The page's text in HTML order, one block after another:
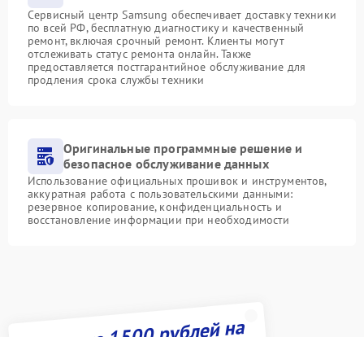
Сервисный центр Samsung обеспечивает доставку техники
по всей РФ, бесплатную диагностику и качественный
ремонт, включая срочный ремонт. Клиенты могут
отслеживать статус ремонта онлайн. Также
предоставляется постгарантийное обслуживание для
продления срока службы техники
Оригинальные программные решение и
безопасное обслуживание данных
Использование официальных прошивок и инструментов,
аккуратная работа с пользовательскими данными:
резервное копирование, конфиденциальность и
восстановление информации при необходимости